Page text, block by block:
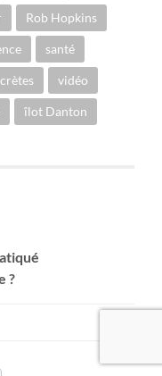
Rob Hopkins
santé
vidéo
îlot Danton
?